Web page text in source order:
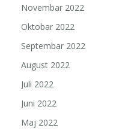
Novembar 2022
Oktobar 2022
Septembar 2022
August 2022
Juli 2022
Juni 2022
Maj 2022